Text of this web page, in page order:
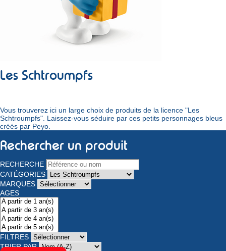
Les Schtroumpfs
Vous trouverez ici un large choix de produits de la licence "Les
Schtroumpfs". Laissez-vous séduire par ces petits personnages bleus
créés par Peyo.
Rechercher un produit
RECHERCHE
CATÉGORIES
MARQUES
AGES
FILTRES
TRIER PAR